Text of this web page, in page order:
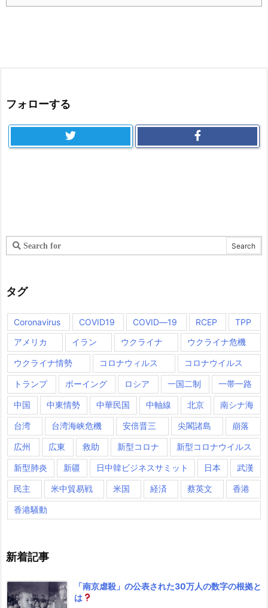
フォローする
タグ
Coronavirus COVID19 COVID―19 RCEP
TPP
アメリカ
イラン ウクライナ ウクライナ危機
ウクライナ情勢 コロナウィルス コロナウイルス
トランプ ボーイング ロシア 一国二制 一帯一路
中国 中東情勢 中華民国 中軸線 北京 南シナ海
台湾 台湾海峡危機 安倍晋三 尖閣諸島 崩落
広州 広東 救助 新型コロナ 新型コロナウイルス
新型肺炎 新疆 日中韓ビジネスサミット 日本 武漢
民主 米中貿易戦 米国 経済 蔡英文 香港
香港騒動
新着記事
「南京虐殺」の公表された30万人の数字の根拠と
は